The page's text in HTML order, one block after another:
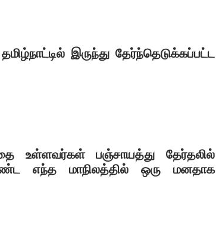
இருந்து தேர்ந்தெடுக்கப்பட்ட
உள்ளவர்கள் பஞ்சாயத்து தேர்தலில்
எந்த மாநிலத்தில் ஒரு மனதாக